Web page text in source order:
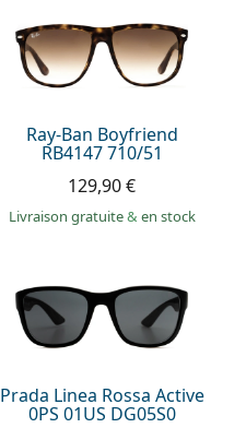
Ray-Ban Boyfriend
RB4147 710/51
129,90 €
Livraison gratuite& en stock
Prada Linea Rossa Active
0PS 01US DG05S0